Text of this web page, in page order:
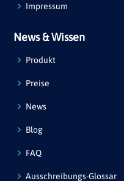
Impressum
News & Wissen
Produkt
Preise
News
Blog
FAQ
Ausschreibungs-Glossar